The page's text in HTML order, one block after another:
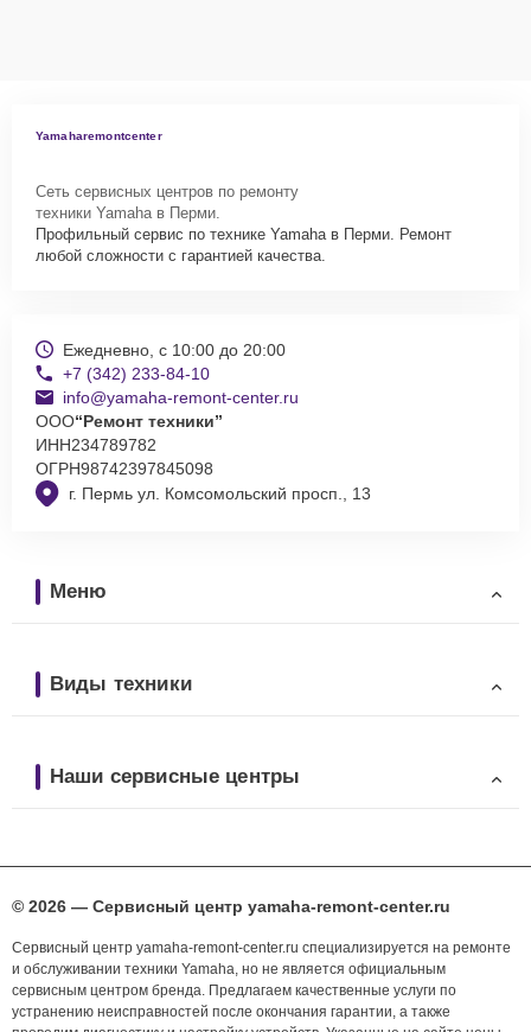
Yamaharemontcenter
Сеть сервисных центров по ремонту
техники Yamaha в Перми.
Профильный сервис по технике Yamaha в Перми. Ремонт
любой сложности с гарантией качества.
г. Пермь ул. Комсомольский просп., 13
Ежедневно, с 10:00 до 20:00
+7 (342) 233-84-10
info@yamaha-remont-center.ru
ООО“Ремонт техники”
ИНН234789782
ОГРН98742397845098
Меню
Виды техники
Наши сервисные центры
© 2026 — Сервисный центр yamaha-remont-center.ru
Сервисный центр yamaha-remont-center.ru специализируется на ремонте
и обслуживании техники Yamaha, но не является официальным
сервисным центром бренда. Предлагаем качественные услуги по
устранению неисправностей после окончания гарантии, а также